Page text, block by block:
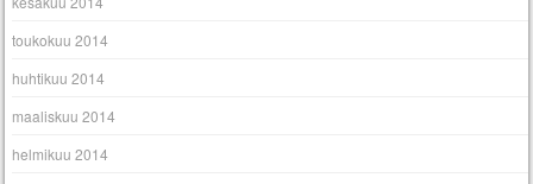
toukokuu 2014
huhtikuu 2014
maaliskuu 2014
helmikuu 2014